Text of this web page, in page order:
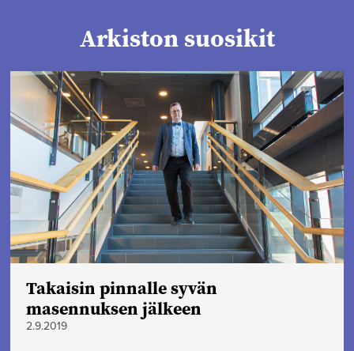
Arkiston suosikit
Takaisin pinnalle syvän
masennuksen jälkeen
2.9.2019